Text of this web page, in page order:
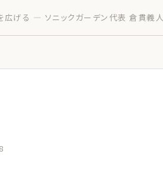
広げる — ソニックガーデン代表 倉貫義人